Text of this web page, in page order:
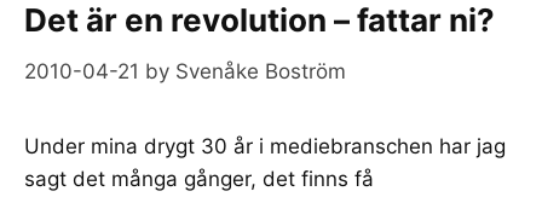
Det är en revolution – fattar ni?
2010-04-21 by Svenåke Boström
Under mina drygt 30 år i mediebranschen har jag
sagt det många gånger, det finns få